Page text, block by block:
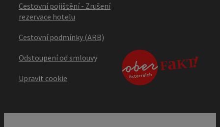
Cestovní pojištění - Zrušení
rezervace hotelu
Cestovní podmínky (ARB)
Odstoupení od smlouvy
Upravit cookie